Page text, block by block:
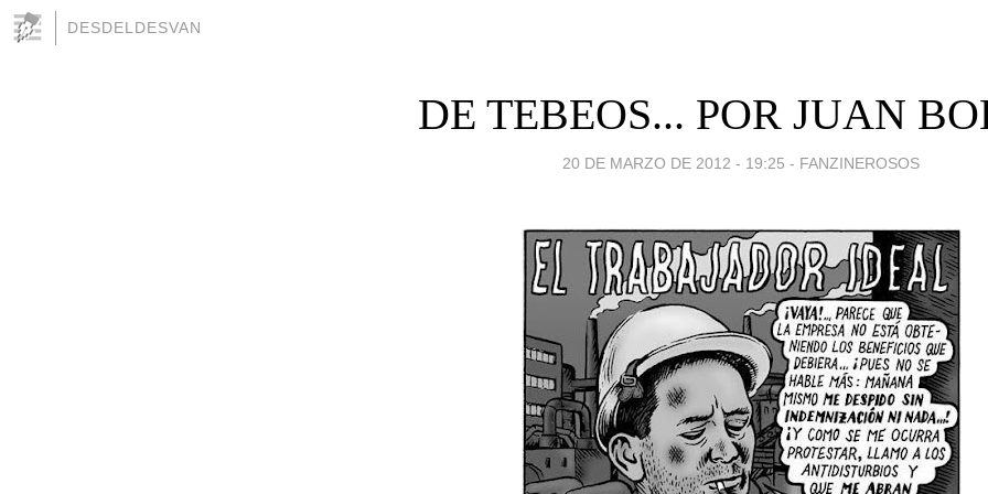
DESDELDESVAN
DE TEBEOS... POR JUAN
20 DE MARZO DE 2012 - 19:25 - FANZINEROSOS